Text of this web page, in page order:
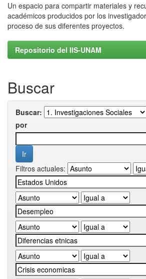
Un espacio para compartir materiales y
académicos producidos por los
proceso de sus diferentes proyectos.
Repositorio del IIS-UNAM
Buscar
Buscar:
por
Filtros actuales: